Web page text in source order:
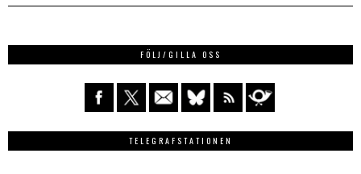
FÖLJ/GILLA OSS
TELEGRAFSTATIONEN